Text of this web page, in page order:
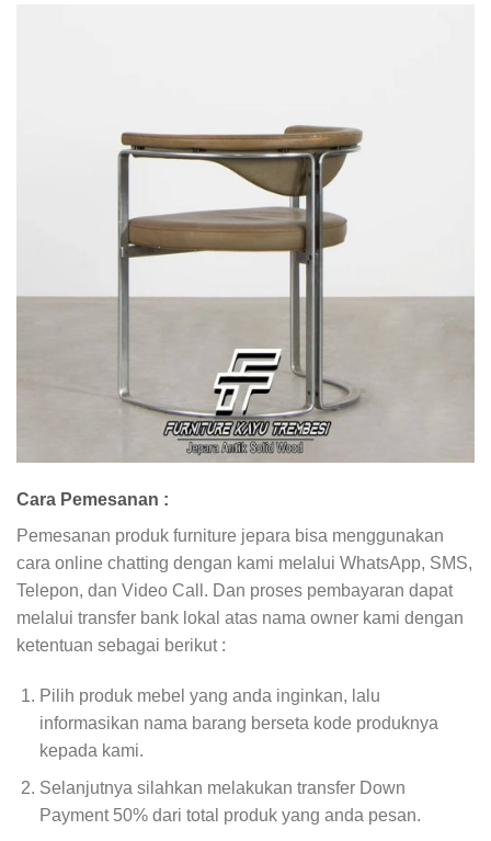
Cara Pemesanan :
Pemesanan produk furniture jepara bisa menggunakan
cara online chatting dengan kami melalui WhatsApp, SMS,
Telepon, dan Video Call. Dan proses pembayaran dapat
melalui transfer bank lokal atas nama owner kami dengan
ketentuan sebagai berikut :
Pilih produk mebel yang anda inginkan, lalu
informasikan nama barang berseta kode produknya
kepada kami.
Selanjutnya silahkan melakukan transfer Down
Payment 50% dari total produk yang anda pesan.